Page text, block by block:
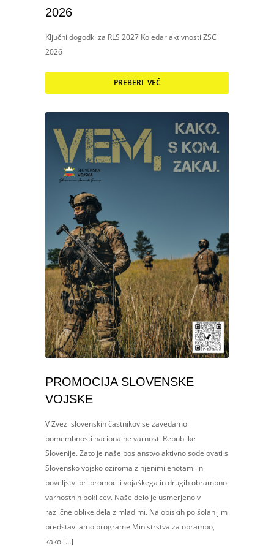
2026
Ključni dogodki za RLS 2027 Koledar aktivnosti ZSC
2026
PREBERI VEČ
PROMOCIJA SLOVENSKE
VOJSKE
V Zvezi slovenskih častnikov se zavedamo
pomembnosti nacionalne varnosti Republike
Slovenije. Zato je naše poslanstvo aktivno sodelovati s
Slovensko vojsko oziroma z njenimi enotami in
poveljstvi pri promociji vojaškega in drugih obrambno
varnostnih poklicev. Naše delo je usmerjeno v
različne oblike dela z mladimi. Na obiskih po šolah jim
predstavljamo programe Ministrstva za obrambo,
kako […]